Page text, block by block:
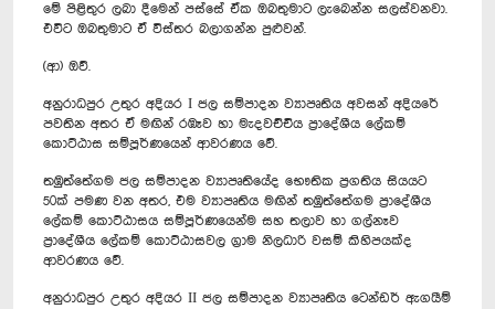
මේ පිළිතුර ලබා දීමෙන් පස්සේ ඒක ඔබතුමාට ලැබෙන්න සලස්වනවා.
එවිට ඔබතුමාට ඒ විස්තර බලාගන්න පුළුවන්.
(ආ) ඔව්.
අනුරාධපුර උතුර අදියර I ජල සම්පාදන ව්‍යාපෘතිය අවසන් අදියරේ
පවතින අතර ඒ මඟින් රඹෑව හා මැදවච්චිය ප්‍රාදේශීය ලේකම්
කොට්ඨාස සම්පූර්ණයෙන් ආවරණය වේ.
තඹුත්තේගම ජල සම්පාදන ව්‍යාපෘතියේද භෞතික ප්‍රගතිය සියයට
50ක් පමණ වන අතර, එම ව්‍යාපෘතිය මඟින් තඹුත්තේගම ප්‍රාදේශීය
ලේකම් කොට්ඨාසය සම්පූර්ණයෙන්ම සහ තලාව හා ගල්නෑව
ප්‍රාදේශීය ලේකම් කොට්ඨාසවල ග්‍රාම නිලධාරි වසම් කිහිපයක්ද
ආවරණය වේ.
අනුරාධපුර උතුර අදියර II ජල සම්පාදන ව්‍යාපෘතිය ටෙන්ඩර් ඇගයීම්